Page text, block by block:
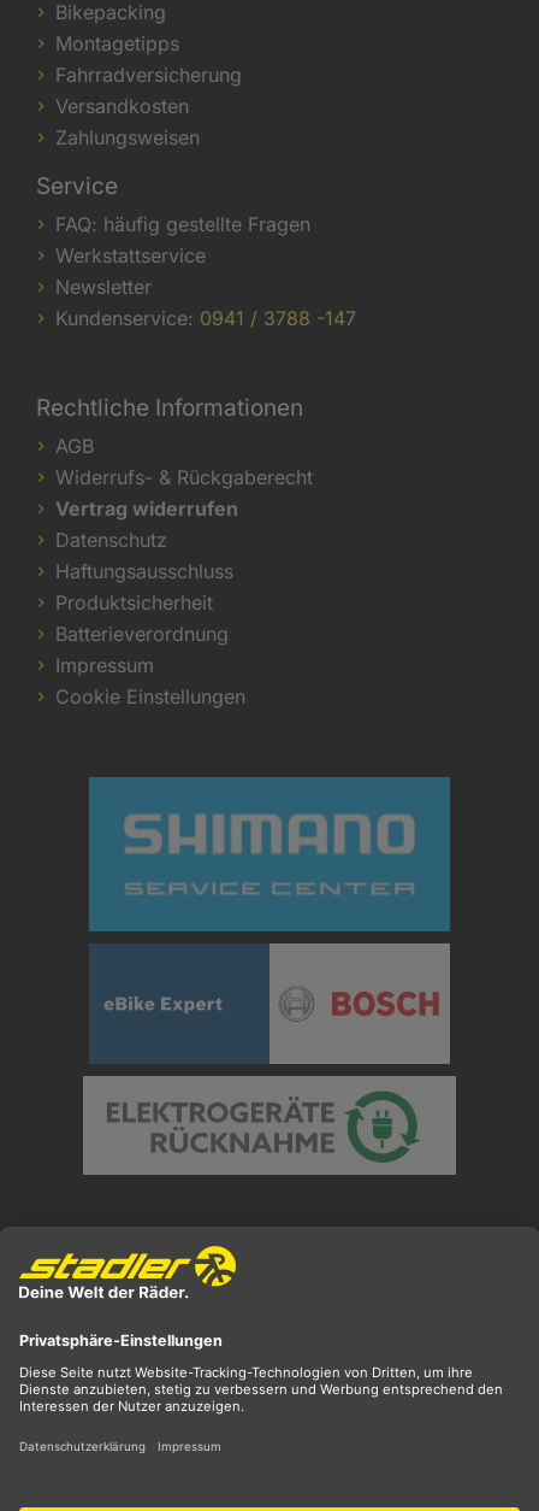
Bikepacking
Montagetipps
Fahrradversicherung
Versandkosten
Zahlungsweisen
Service
FAQ: häufig gestellte Fragen
Werkstattservice
Newsletter
Kundenservice: 0941 / 3788 -147
Rechtliche Informationen
AGB
Widerrufs- & Rückgaberecht
Vertrag widerrufen
Datenschutz
Haftungsausschluss
Produktsicherheit
Batterieverordnung
Impressum
Cookie Einstellungen